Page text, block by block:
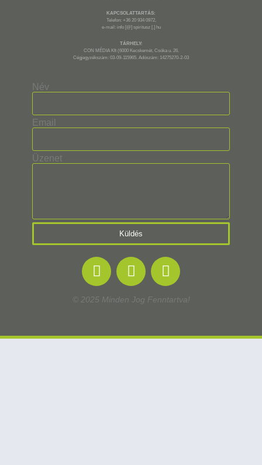
KAPCSOLATTARTÁS:
Telefon: +36 20 934 0972,
e-mail: info [@] spiritusz [.] hu
TÁRHELY:
CON MÉDIA Kft (6000 Kecskemét, Csóka u. 26.
Cégjegyzékszám: 03-09-115965. Adószám: 14275270-2-03
Név
Email
Üzenet
Küldés
© 2025 Minden Jog Fenntartva!